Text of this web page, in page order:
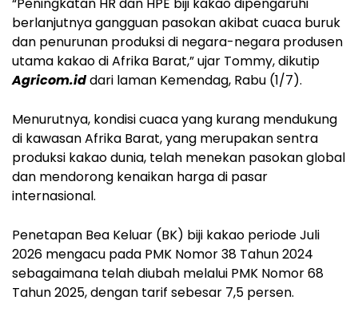
berlanjutnya gangguan pasokan akibat cuaca buruk
dan penurunan produksi di negara-negara produsen
utama kakao di Afrika Barat,” ujar Tommy, dikutip
Agricom.iddari laman Kemendag, Rabu (1/7).
Menurutnya, kondisi cuaca yang kurang mendukung
di kawasan Afrika Barat, yang merupakan sentra
produksi kakao dunia, telah menekan pasokan global
dan mendorong kenaikan harga di pasar
internasional.
Penetapan Bea Keluar (BK) biji kakao periode Juli
2026 mengacu pada PMK Nomor 38 Tahun 2024
sebagaimana telah diubah melalui PMK Nomor 68
Tahun 2025, dengan tarif sebesar 7,5 persen.